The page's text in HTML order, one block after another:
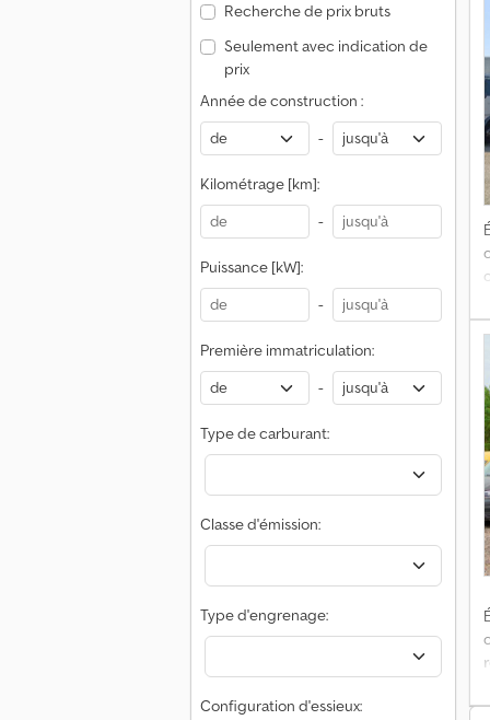
Recherche de prix bruts
Seulement avec indication de
prix
Année de construction :
-
Kilométrage [km]:
-
Puissance [kW]:
-
Première immatriculation:
-
Type de carburant:
Classe d'émission:
Type d'engrenage:
Configuration d'essieux: